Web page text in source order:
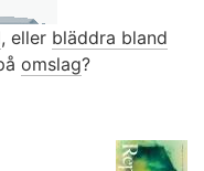
, eller bläddra bland
omslag?